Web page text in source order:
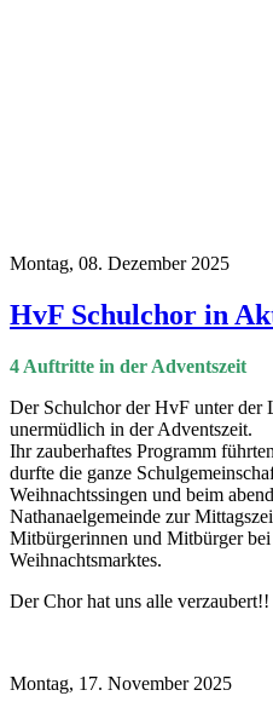
Montag, 08. Dezember 2025
HvF Schulchor in
4 Auftritte in der Adventszeit
Der Schulchor der HvF unter der
unermüdlich in der Adventszeit.
Ihr zauberhaftes Programm
durfte die ganze
Weihnachtssingen und beim
Nathanaelgemeinde zur
Mitbürgerinnen und Mitbürger
Weihnachtsmarktes.
Der Chor hat uns alle verzaubert!!
Montag, 17. November 2025